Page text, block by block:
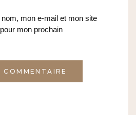
mon e-mail et mon site
mon prochain